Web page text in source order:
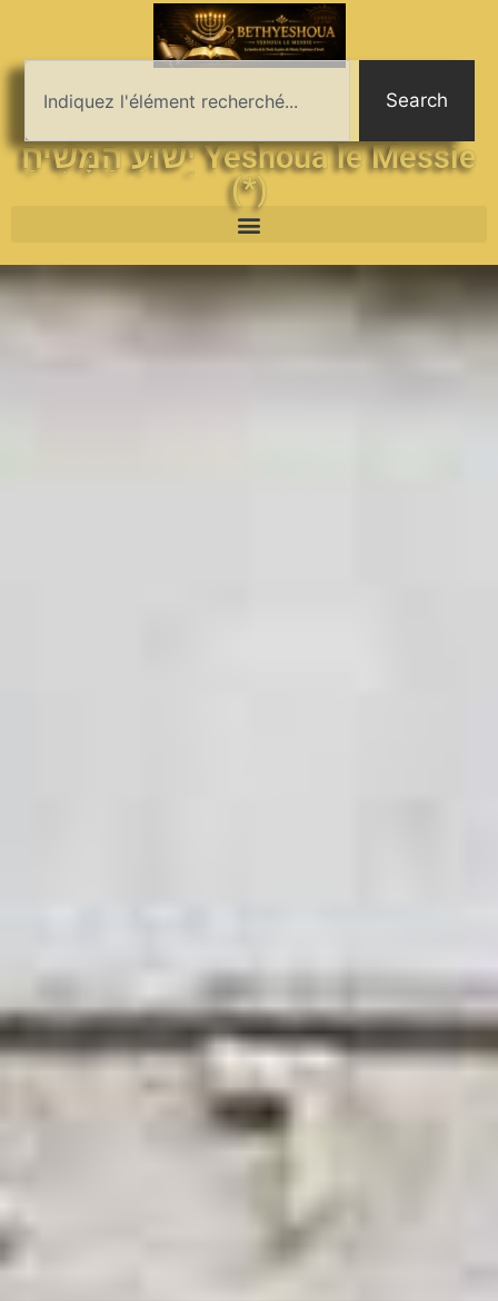
Search
יֵשׁוּעַ הַמָּשִׁיחַ Yeshoua le Messie
(*)